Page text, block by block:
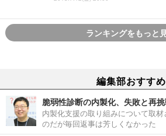
ランキングをもっと
編集部おすすめ
脆弱性診断の内製化、失敗と再
内製化支援の取り組みについて取
のだが毎回返事は芳しくなかった